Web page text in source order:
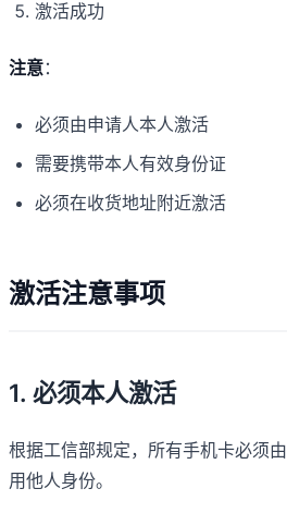
激活成功
注意：
必须由申请人本人激活
需要携带本人有效身份证
必须在收货地址附近激活
激活注意事项
1. 必须本人激活
根据工信部规定，所有手机卡必须由
用他人身份。